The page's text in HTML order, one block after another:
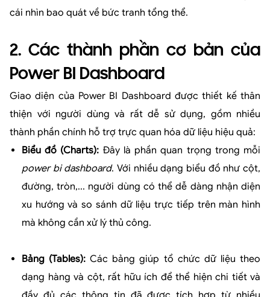
cái nhìn bao quát về bức tranh tổng thể.
2. Các thành phần cơ bản của
Power BI Dashboard
Giao diện của Power BI Dashboard được thiết kế thân
thiện với người dùng và rất dễ sử dụng, gồm nhiều
thành phần chính hỗ trợ trực quan hóa dữ liệu hiệu quả:
Biểu đồ (Charts): Đây là phần quan trọng trong mỗi
power bi dashboard. Với nhiều dạng biểu đồ như cột,
đường, tròn,... người dùng có thể dễ dàng nhận diện
xu hướng và so sánh dữ liệu trực tiếp trên màn hình
mà không cần xử lý thủ công.
Bảng (Tables): Các bảng giúp tổ chức dữ liệu theo
dạng hàng và cột, rất hữu ích để thể hiện chi tiết và